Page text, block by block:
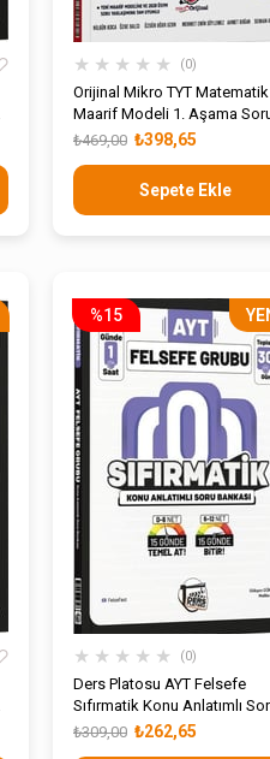
★ ★ ★ ★ ★ 0
Orijinal Mikro TYT Matematik
Maarif Modeli 1. Aşama
Bankası ₺398,65
₺469,00
Sepete Ekle
★ ★ ★ ★ ★ 0
Ders Platosu AYT Felsefe
Sıfırmatik Konu Anlatımlı
Bankası ₺262,65
₺309,00
%15